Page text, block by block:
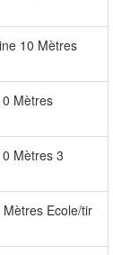
10 Mètres
Mètres
Mètres 3
Ecole/tir